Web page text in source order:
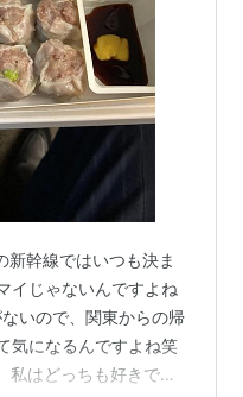
新幹線ではいつも決ま
イじゃないんですよね
いので、関東からの帰
気になるんですよね笑
私はどっちも好きで